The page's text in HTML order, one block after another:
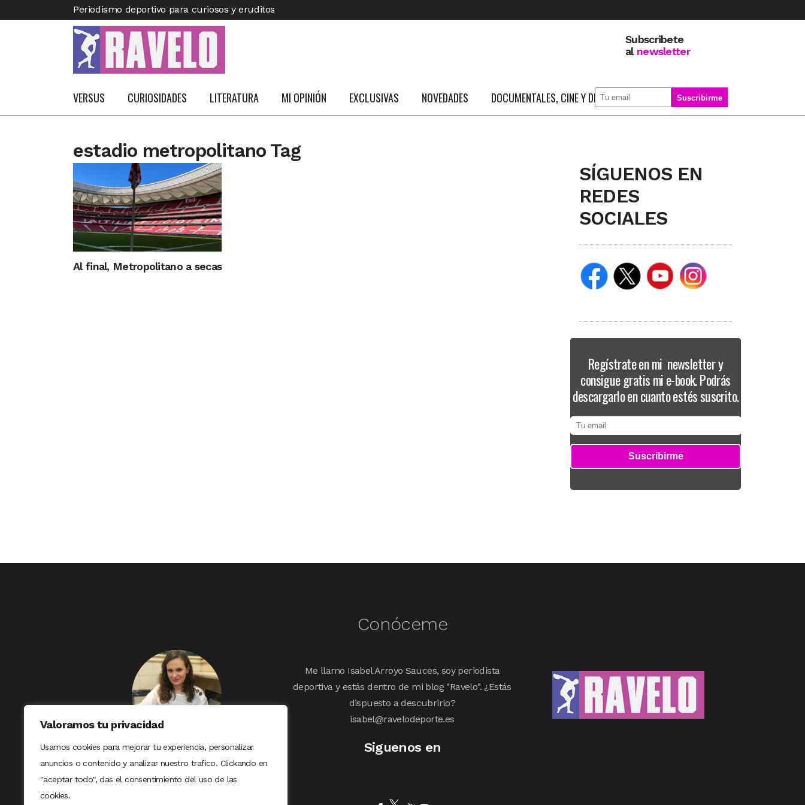
Valoramos tu privacidad
Usamos cookies para mejorar tu experiencia, personalizar
anuncios o contenido y analizar nuestro trafico. Clickando en
"aceptar todo", das el consentimiento del uso de las
cookies.
Periodismo deportivo para curiosos y eruditos
Subscribete
al newsletter
VERSUS CURIOSIDADES LITERATURA MI OPINIÓN EXCLUSIVAS NOVEDADES DOCUMENTALES, CINE Y DEPORTE SOBRE MÍ
estadio metropolitano Tag
Al final, Metropolitano a secas
SÍGUENOS EN
REDES
SOCIALES
Regístrate en mi newsletter y
consigue gratis mi e-book. Podrás
descargarlo en cuanto estés suscrito.
Conóceme
Me llamo Isabel Arroyo Sauces, soy periodista
deportiva y estás dentro de mi blog "Ravelo". ¿Estás
dispuesto a descubrirlo?
isabel@ravelodeporte.es
Siguenos en